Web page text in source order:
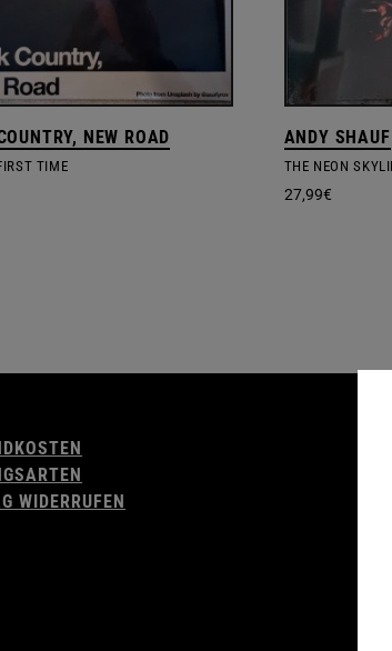
NEW ROAD
TIME
ANDY SHAUF
THE NEON
27,99€
WIDERRUFEN